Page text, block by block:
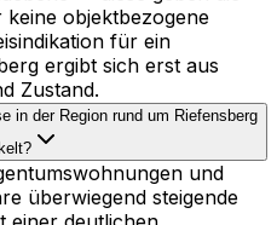
objektbezogene
für ein
ergibt sich erst aus
Zustand.
in der Region rund um Riefensberg
und
überwiegend steigende